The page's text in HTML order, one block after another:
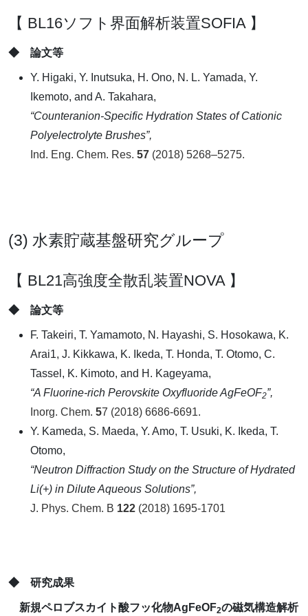
【 BL16ソフト界面解析装置SOFIA 】
◆ 論文等
Y. Higaki, Y. Inutsuka, H. Ono, N. L. Yamada, Y.
Ikemoto, and A. Takahara,
“Counteranion-Specific Hydration States of Cationic
Polyelectrolyte Brushes”,
Ind. Eng. Chem. Res. 57 (2018) 5268–5275.
(3) 水素貯蔵基盤研究グループ
【 BL21高強度全散乱装置NOVA 】
◆ 論文等
F. Takeiri, T. Yamamoto, N. Hayashi, S. Hosokawa, K.
Arai1, J. Kikkawa, K. Ikeda, T. Honda, T. Otomo, C.
Tassel, K. Kimoto, and H. Kageyama,
“A Fluorine-rich Perovskite Oxyfluoride AgFeOF2”,
Inorg. Chem. 57 (2018) 6686-6691.
Y. Kameda, S. Maeda, Y. Amo, T. Usuki, K. Ikeda, T.
Otomo,
“Neutron Diffraction Study on the Structure of Hydrated
Li(+) in Dilute Aqueous Solutions”,
J. Phys. Chem. B 122 (2018) 1695-1701
◆ 研究成果
新規ペロブスカイト酸フッ化物AgFeOF2の磁気構造解析